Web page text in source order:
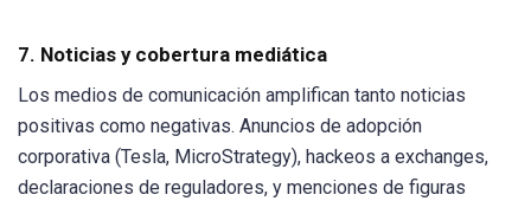
7. Noticias y cobertura mediática
Los medios de comunicación amplifican tanto noticias
positivas como negativas. Anuncios de adopción
corporativa (Tesla, MicroStrategy), hackeos a exchanges,
declaraciones de reguladores, y menciones de figuras